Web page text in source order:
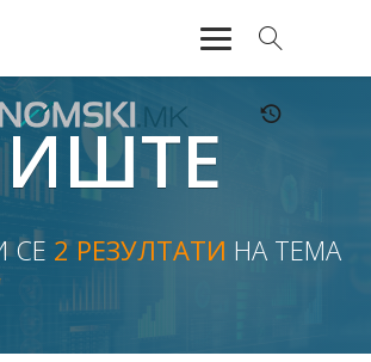
СЕ 2 РЕЗУЛТАТИ НА ТЕМА